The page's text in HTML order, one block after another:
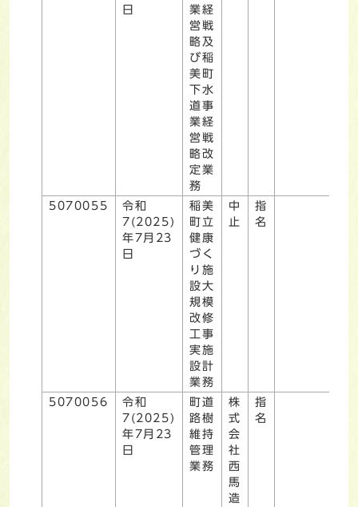
日
業経
営戦
略及
び稲
美町
下水
道事
業経
営戦
略改
定業
務
5070055
令和
7(2025)
年7月23
日
稲美
町立
健康
づく
り施
設大
規模
改修
工事
実施
設計
業務
中
止
指
名
5070056
令和
7(2025)
年7月23
日
町道
路樹
維持
管理
業務
株
式
会
社
西
馬
造
指
名